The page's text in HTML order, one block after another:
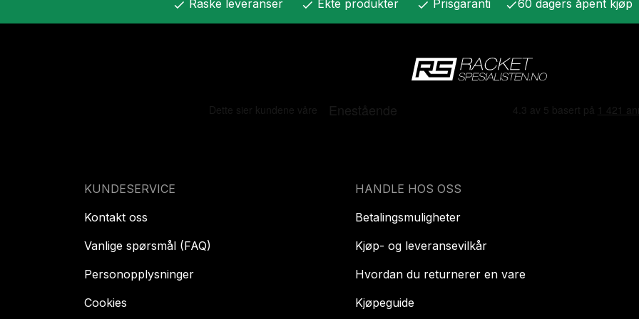
check Raske leveranser check Ekte produkter check Prisgaranti check60 dagers åpent kjøp
KUNDESERVICE
Kontakt oss
Vanlige spørsmål (FAQ)
Personopplysninger
Cookies
HANDLE HOS OSS
Betalingsmuligheter
Kjøp- og leveransevilkår
Hvordan du returnerer en vare
Kjøpeguide